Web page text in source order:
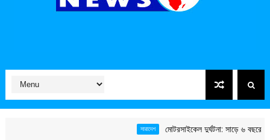
মোটরসাইকেল দুর্ঘটনা: সাড়ে ৬ বছরে ১৫